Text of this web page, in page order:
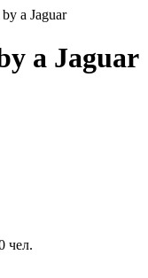
a Jaguar
a Jaguar
чел.